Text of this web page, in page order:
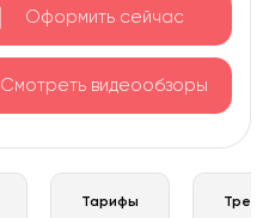
Оформить сейчас
Смотреть видеообзоры
Тарифы